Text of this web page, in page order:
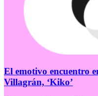
El emotivo encuentro
Villagrán, ‘Kiko’